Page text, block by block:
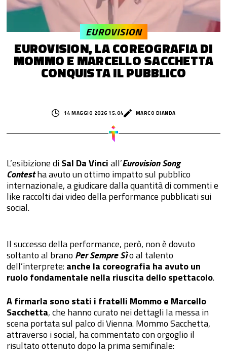
EUROVISION, LA COREOGRAFIA DI
MOMMO E MARCELLO SACCHETTA
CONQUISTA IL PUBBLICO
EUROVISION
14 MAGGIO 2026 15:04 MARCO DIANDA
L’esibizione diSal Da Vinciall’Eurovision Song
Contestha avuto un ottimo impatto sul pubblico
internazionale, a giudicare dalla quantità di commenti e
like raccolti dai video della performance pubblicati sui
social.
Il successo della performance, però, non è dovuto
soltanto al brano Per Sempre Sìo al talento
dell’interprete:anche la coreografia ha avuto un
ruolo fondamentale nella riuscita dello spettacolo.
A firmarla sono stati i fratelli Mommo e Marcello
Sacchetta, che hanno curato nei dettagli la messa in
scena portata sul palco di Vienna. Mommo Sacchetta,
attraverso i social, ha commentato con orgoglio il
risultato ottenuto dopo la prima semifinale: